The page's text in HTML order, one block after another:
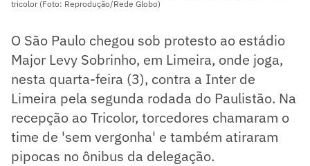
tricolor (Foto: Reprodução/Rede Globo)
O São Paulo chegou sob protesto ao estádio
Major Levy Sobrinho, em Limeira, onde joga,
nesta quarta-feira (3), contra a Inter de
Limeira pela segunda rodada do Paulistão. Na
recepção ao Tricolor, torcedores chamaram o
time de 'sem vergonha' e também atiraram
pipocas no ônibus da delegação.